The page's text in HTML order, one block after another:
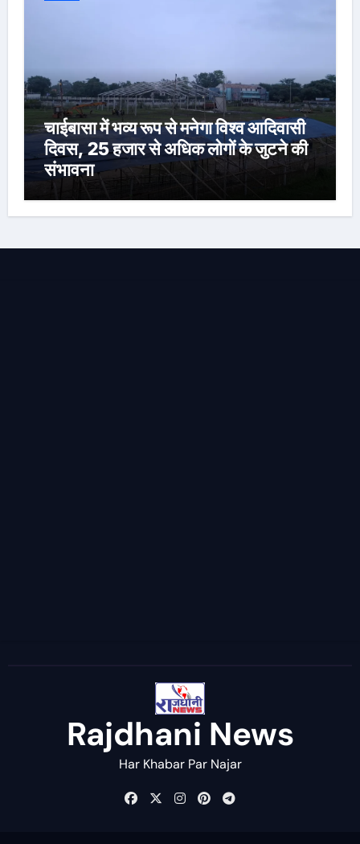
चाईबासा में भव्य रूप से मनेगा विश्व आदिवासी
दिवस, 25 हजार से अधिक लोगों के जुटने की
संभावना
Rajdhani News
Har Khabar Par Najar